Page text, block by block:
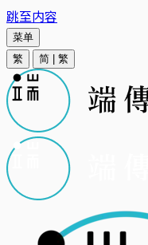
跳至内容
菜单
繁
简 繁